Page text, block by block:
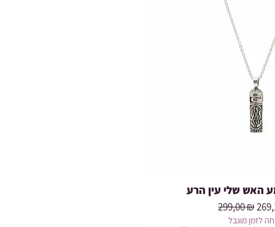
האש שלי עין הרע
Prix original
299,00 ₪
לזמן מוגבל